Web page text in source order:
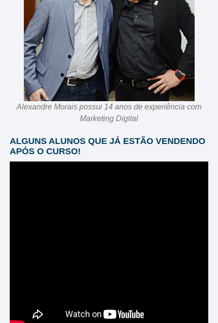
Alexandre Morais possui 14 anos de experiência com
Marketing Digital
ALGUNS ALUNOS QUE JÁ ESTÃO VENDENDO
APÓS O CURSO!